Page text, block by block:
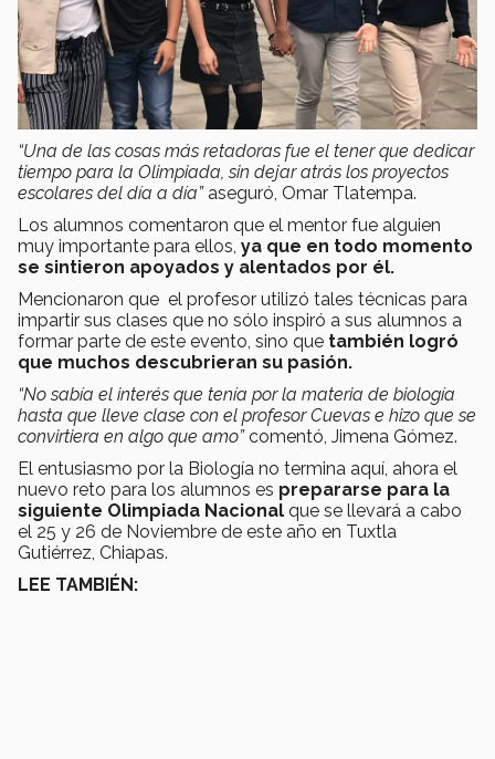
“Una de las cosas más retadoras fue el tener que dedicar
tiempo para la Olimpiada, sin dejar atrás los proyectos
escolares del día a día”aseguró, Omar Tlatempa.
Los alumnos comentaron que el mentor fue alguien
muy importante para ellos, ya que en todo momento
se sintieron apoyados y alentados por él.
Mencionaron que el profesor utilizó tales técnicas para
impartir sus clases que no sólo inspiró a sus alumnos a
formar parte de este evento, sino que también logró
que muchos descubrieran su pasión.
“No sabía el interés que tenía por la materia de biología
hasta que lleve clase con el profesor Cuevas e hizo que se
convirtiera en algo que amo”comentó, Jimena Gómez.
El entusiasmo por la Biología no termina aquí, ahora el
nuevo reto para los alumnos es prepararse para la
siguiente Olimpiada Nacional que se llevará a cabo
el 25 y 26 de Noviembre de este año en Tuxtla
Gutiérrez, Chiapas.
LEE TAMBIÉN: